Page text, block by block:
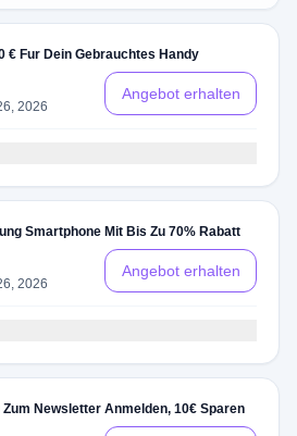
€ Fur Dein Gebrauchtes Handy
2026
Angebot erhalten
Smartphone Mit Bis Zu 70% Rabatt
2026
Angebot erhalten
Zum Newsletter Anmelden, 10€ Sparen